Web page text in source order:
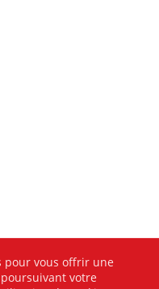
pour vous offrir une
votre